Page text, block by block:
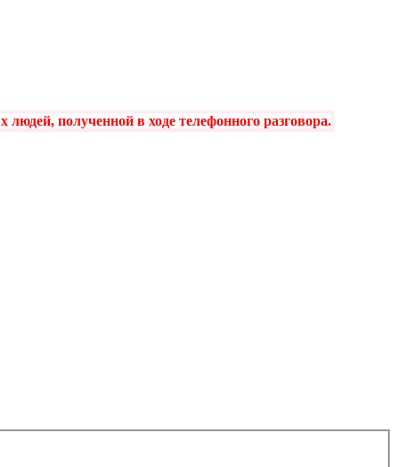
полученной в ходе телефонного разговора.